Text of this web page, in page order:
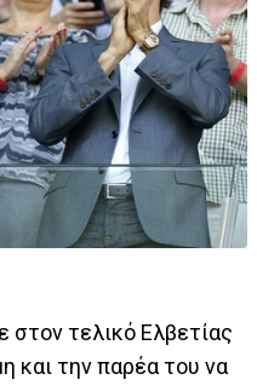
τελικό Ελβετίας
και την παρέα του να